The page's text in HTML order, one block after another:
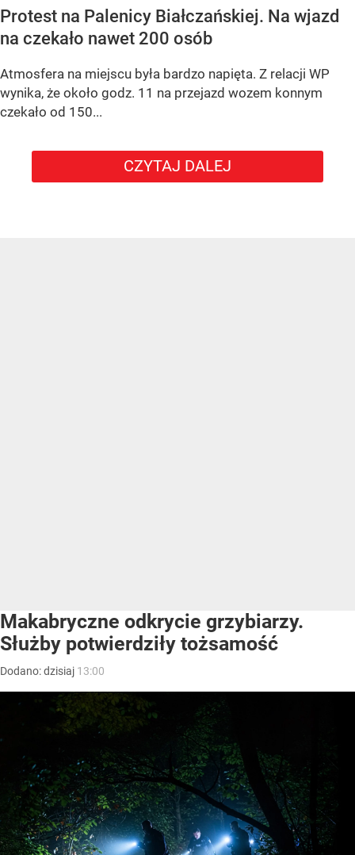
Protest na Palenicy Białczańskiej. Na wjazd
na czekało nawet 200 osób
Atmosfera na miejscu była bardzo napięta. Z relacji WP
wynika, że około godz. 11 na przejazd wozem konnym
czekało od 150...
CZYTAJ DALEJ
Makabryczne odkrycie grzybiarzy.
Służby potwierdziły tożsamość
Dodano:dzisiaj 13:00